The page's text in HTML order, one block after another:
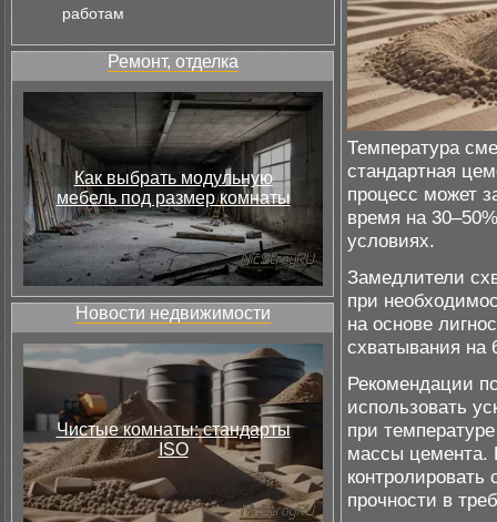
работам
Ремонт, отделка
Как выбрать модульную
мебель под размер комнаты
Новости недвижимости
Чистые комнаты: стандарты
ISO
Температура
стандартная
процесс может
время на
условиях.
Замедлители
при
на основе
схватывания на
Рекомендации
использовать
при
массы цемента.
контролировать
прочности в